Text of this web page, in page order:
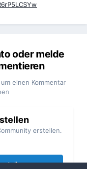
oder melde
einen Kommentar
erstellen.